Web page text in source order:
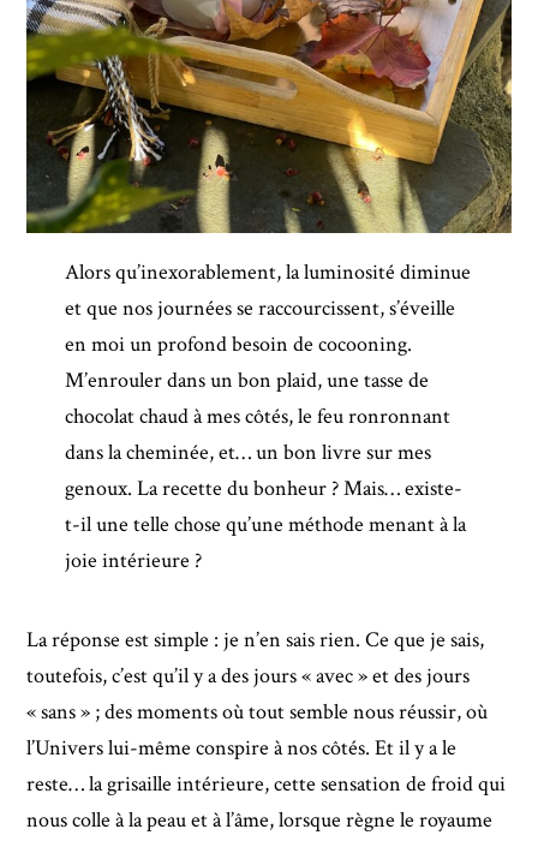
Alors qu’inexorablement, la luminosité diminue
et que nos journées se raccourcissent, s’éveille
en moi un profond besoin de cocooning.
M’enrouler dans un bon plaid, une tasse de
chocolat chaud à mes côtés, le feu ronronnant
dans la cheminée, et… un bon livre sur mes
genoux. La recette du bonheur ? Mais… existe-
t-il une telle chose qu’une méthode menant à la
joie intérieure ?
La réponse est simple : je n’en sais rien. Ce que je sais,
toutefois, c’est qu’il y a des jours « avec » et des jours
« sans » ; des moments où tout semble nous réussir, où
l’Univers lui-même conspire à nos côtés. Et il y a le
reste… la grisaille intérieure, cette sensation de froid qui
nous colle à la peau et à l’âme, lorsque règne le royaume